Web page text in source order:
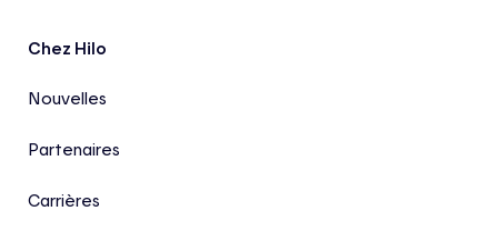
Chez Hilo
Nouvelles
Partenaires
Carrières